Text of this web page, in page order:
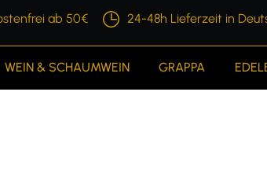
ab 50€ 24-48h Lieferzeit in
WEIN & SCHAUMWEIN GRAPPA